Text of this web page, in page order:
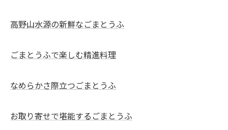
高野山水源の新鮮なごまとうふ
ごまとうふで楽しむ精進料理
なめらかさ際立つごまとうふ
お取り寄せで堪能するごまとうふ